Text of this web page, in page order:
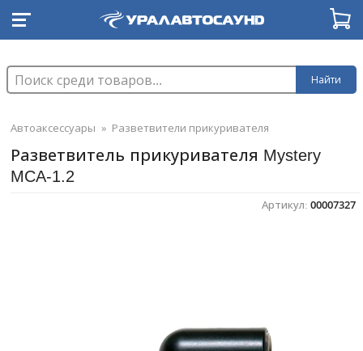
Найти
Автоаксессуары » Разветвители прикуривателя
Разветвитель прикуривателя Mystery
MCA-1.2
Артикул: 00007327